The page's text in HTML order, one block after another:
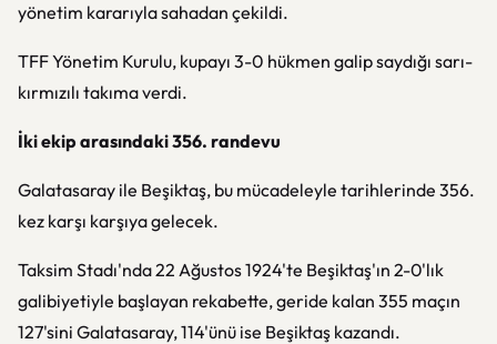
yönetim kararıyla sahadan çekildi.
TFF Yönetim Kurulu, kupayı 3-0 hükmen galip saydığı sarı-
kırmızılı takıma verdi.
İki ekip arasındaki 356. randevu
Galatasaray ile Beşiktaş, bu mücadeleyle tarihlerinde 356.
kez karşı karşıya gelecek.
Taksim Stadı'nda 22 Ağustos 1924'te Beşiktaş'ın 2-0'lık
galibiyetiyle başlayan rekabette, geride kalan 355 maçın
127'sini Galatasaray, 114'ünü ise Beşiktaş kazandı.